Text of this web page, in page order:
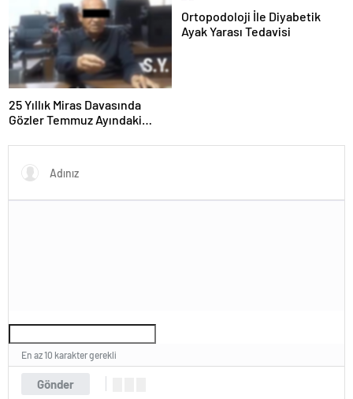
25 Yıllık Miras Davasında
Gözler Temmuz Ayındaki
Ortopodoloji İle Diyabetik
Ayak Yarası Tedavisi
Gönder
En az 10 karakter gerekli